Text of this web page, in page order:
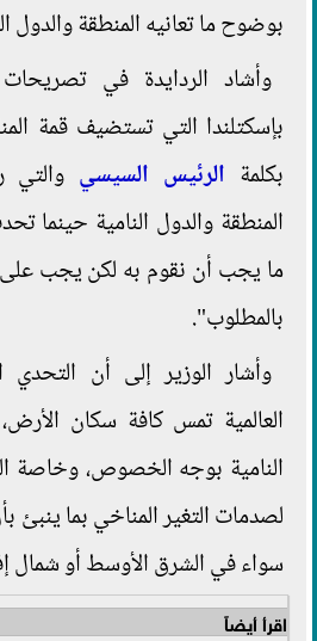
بوضوح ما تعانيه المنطقة والدول
وأشاد الردايدة في
بإسكتلندا التي تستضيف قمة
بكلمة الرئيس السيسي
المنطقة والدول النامية حينما
ما يجب أن نقوم به لكن يجب على
بالمطلوب".
وأشار الوزير إلى أن التحدي
العالمية تمس كافة سكان
النامية بوجه الخصوص، وخاصة
لصدمات التغير المناخي بما ينبئ
سواء في الشرق الأوسط أو شمال
اقرأ أيضاً